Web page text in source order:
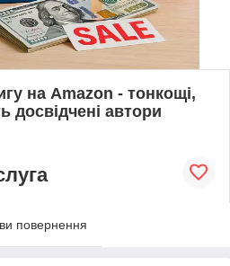
на Amazon - тонкощі,
досвідчені автори
повернення